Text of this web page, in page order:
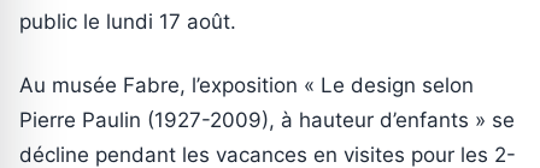
public le lundi 17 août.
Au musée Fabre, l’exposition « Le design selon
Pierre Paulin (1927-2009), à hauteur d’enfants » se
décline pendant les vacances en visites pour les 2-